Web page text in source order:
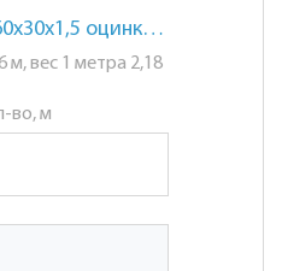
Труба прямоугольная 60х30х1,5 оцинкованная
м, вес 1 метра 2,18
во, м